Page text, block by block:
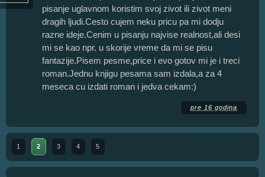
pisanje uglavnom koristim svoj zivot ili zivot meni
dragih ljudi.Cesto cujem neku pricu pa mi dodju
razne ideje.Cenim u pisanju najvise realnost,ali desi
mi se kao npr. u skorije vreme da mi se pisu
fantazije.Pisem pesme,price i evo gotov mi je i treci
roman.Jednu knjigu pesama sam izdala,a za 4
meseca cu izdati roman i jedva cekam:)
pre 16 godina
1 2 3 4 5